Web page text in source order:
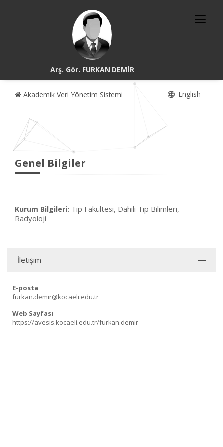
Arş. Gör. FURKAN DEMİR
Akademik Veri Yönetim Sistemi English
Genel Bilgiler
Kurum Bilgileri: Tıp Fakültesi, Dahili Tıp Bilimleri,
Radyoloji
İletişim
E-posta
furkan.demir@kocaeli.edu.tr
Web Sayfası
https://avesis.kocaeli.edu.tr/furkan.demir